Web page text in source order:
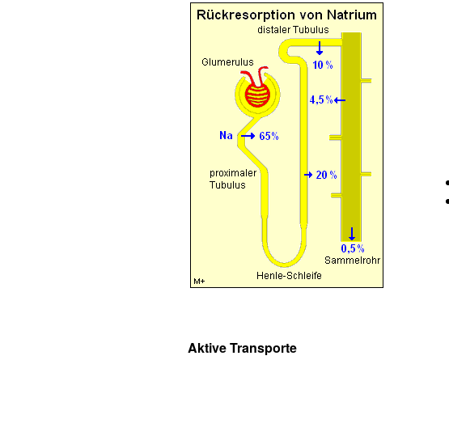
Aktive Transporte